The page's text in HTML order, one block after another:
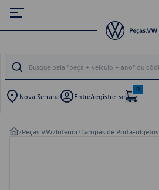
Nova Serrana Entre/registre-se
0
/Peças VW/Interior/Tampas de Porta-objetos